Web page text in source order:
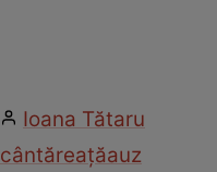
Ioana Tătaru
cântăreațăauz